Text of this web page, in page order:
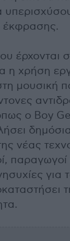
έκφρασης.
έρχονται
η χρήση
μουσική
ο Boy
δημόσια
νέας
παραγωγοί
για